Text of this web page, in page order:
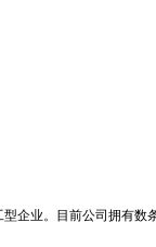
企业。目前公司拥有数